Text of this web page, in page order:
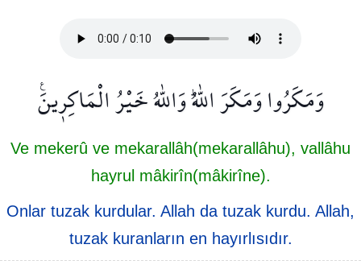
وَمَكَرُوا وَمَكَرَ اللّٰهُۜ وَاللّٰهُ خَيْرُ الْمَاكِر۪ينَ۟
Ve mekerû ve mekarallâh(mekarallâhu), vallâhu
hayrul mâkirîn(mâkirîne).
Onlar tuzak kurdular. Allah da tuzak kurdu. Allah,
tuzak kuranların en hayırlısıdır.